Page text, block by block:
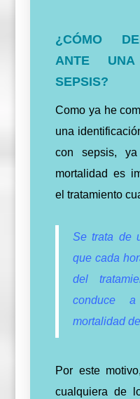
¿CÓMO
ANTE
SEPSIS?
Como ya he
una
con sepsis,
mortalidad es
el tratamiento
Se trata de
que cada
del
conduce
mortalidad
Por este
cualquiera de